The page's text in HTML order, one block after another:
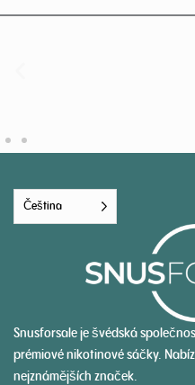
Čeština
Snusforsale je švédská
prémiové nikotinové sáčky.
nejznámějších značek.